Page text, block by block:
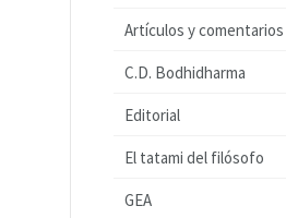
Artículos y comentarios
C.D. Bodhidharma
Editorial
El tatami del filósofo
GEA